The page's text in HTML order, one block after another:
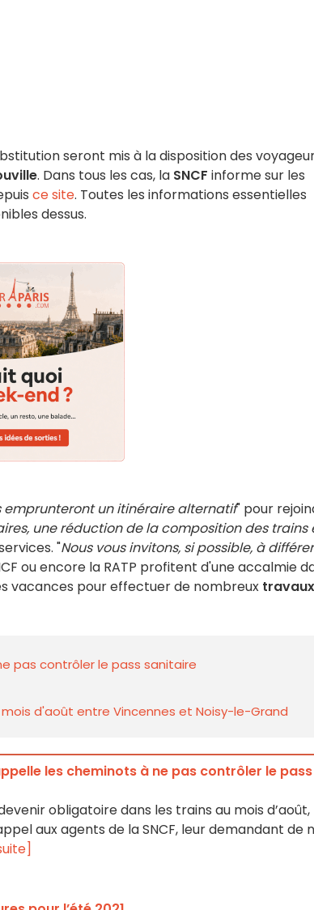
seront mis à la disposition des
. Dans tous les cas, la SNCF informe sur les
ce site. Toutes les informations essentielles
dessus.
emprunteront un itinéraire alternatif" pour
une réduction de la composition des trains
"Nous vous invitons, si possible, à différer
ou encore la RATP profitent d'une accalmie
vacances pour effectuer de nombreux travaux
pas contrôler le pass sanitaire
mois d'août entre Vincennes et Noisy-le-Grand
les cheminots à ne pas contrôler le pass
obligatoire dans les trains au mois d’août,
aux agents de la SNCF, leur demandant de